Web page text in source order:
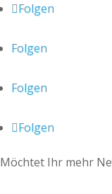
Folgen
Folgen
Folgen
Folgen
Möchtet Ihr mehr